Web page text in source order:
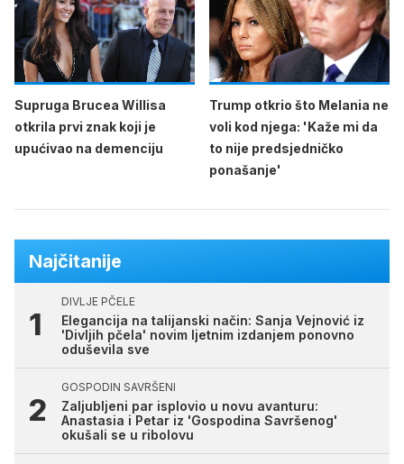
Supruga Brucea Willisa
otkrila prvi znak koji je
upućivao na demenciju
Trump otkrio što Melania ne
voli kod njega: 'Kaže mi da
to nije predsjedničko
ponašanje'
Najčitanije
DIVLJE PČELE
Elegancija na talijanski način: Sanja Vejnović iz
'Divljih pčela' novim ljetnim izdanjem ponovno
oduševila sve
GOSPODIN SAVRŠENI
Zaljubljeni par isplovio u novu avanturu:
Anastasia i Petar iz 'Gospodina Savršenog'
okušali se u ribolovu